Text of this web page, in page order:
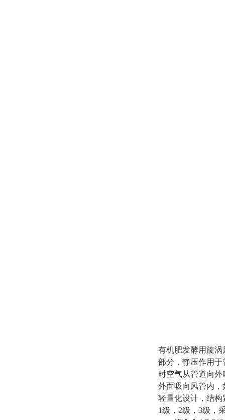
有机肥发酵用旋涡
部分，静压作用
时空气从管道向
外面吸向风管内
轻量化设计，结构
1级，2级，3级，